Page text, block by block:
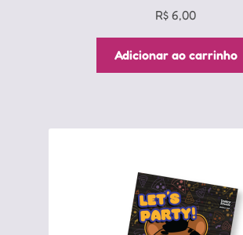
R$ 6,00
Adicionar ao carrinho